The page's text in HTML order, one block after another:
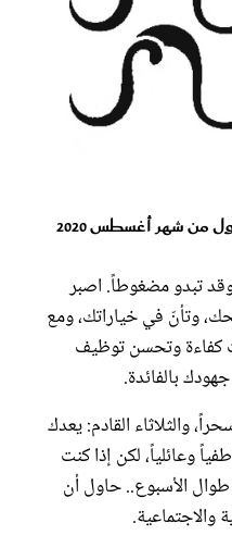
من شهر أغسطس 2020
تبدو مضغوطاً. اصبر
وتأنّ في خياراتك، ومع
كفاءة وتحسن توظيف
بالفائدة.
والثلاثاء القادم: يعدك
وعائلياً، لكن إذا كنت
طوال الأسبوع.. حاول أن
والاجتماعية.